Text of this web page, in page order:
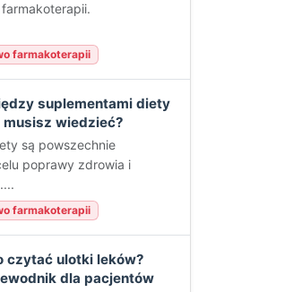
farmakoterapii
suplementami diety
musisz wiedzieć?
są powszechnie
poprawy zdrowia i
farmakoterapii
czytać ulotki leków?
dla pacjentów